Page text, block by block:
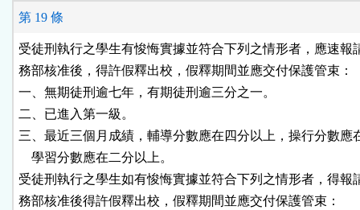
第 19 條
受徒刑執行之學生有悛悔實據並符合下列之情形者，應速報
務部核准後，得許假釋出校，假釋期間並應交付保護管束：
一、無期徒刑逾七年，有期徒刑逾三分之一。
二、已進入第一級。
三、最近三個月成績，輔導分數應在四分以上，操行分數應
    學習分數應在二分以上。
受徒刑執行之學生如有悛悔實據並符合下列之情形者，得報
務部核准後得許假釋出校，假釋期間並應交付保護管束：